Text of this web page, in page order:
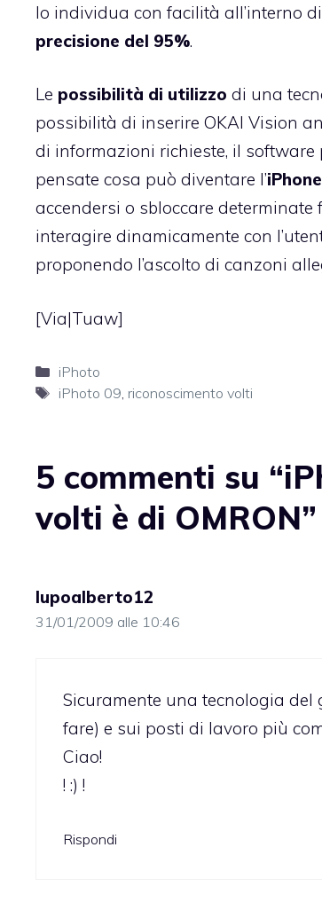
lo individua con facilità all’interno
precisione del 95%.
Le possibilità di utilizzo di una
possibilità di inserire OKAI Vision
di informazioni richieste, il
pensate cosa può diventare l’iPhone
accendersi o sbloccare determinate
interagire dinamicamente con
proponendo l’ascolto di canzoni
[Via|Tuaw]
Categorie
iPhoto
Tag
iPhoto 09, riconoscimento volti
5 commenti su
volti è di OMRON”
lupoalberto12
31/01/2009 alle 10:46
Sicuramente una tecnologia
fare) e sui posti di lavoro più
Ciao!
! :) !
Rispondi